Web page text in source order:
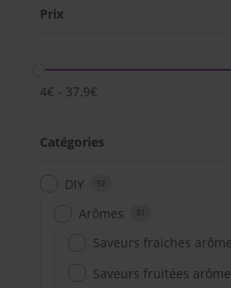
Prix
4€ - 37.9€
Catégories
DIY 97
Arômes 81
Saveurs fraiches
Saveurs fruitées